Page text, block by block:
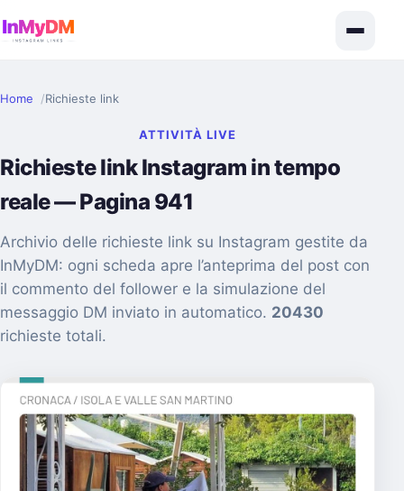
Home Richieste link
ATTIVITÀ LIVE
Richieste link Instagram in tempo
reale — Pagina 941
Archivio delle richieste link su Instagram gestite da
InMyDM: ogni scheda apre l’anteprima del post con
il commento del follower e la simulazione del
messaggio DM inviato in automatico. 20430
richieste totali.